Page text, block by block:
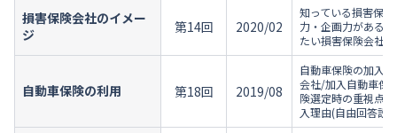
損害保険会社のイメー
ジ
第14回 2020/02
知っている損害保
力・企画力がある
たい損害保険会社/
自動車保険の利用 第18回 2019/08
自動車保険の加入
会社/加入自動車保
険選定時の重視点/
入理由(自由回答設